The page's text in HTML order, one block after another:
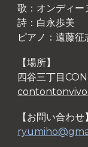
歌：オンディ
詩：白永歩美
ピアノ：遠藤征
【場所】
四谷三丁目
【お問い合わせ】